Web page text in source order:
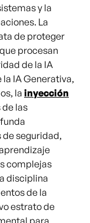
y la
La
de proteger
procesan
de la IA
IA Generativa,
la inyección
las
seguridad,
complejas
disciplina
de la
estrato de
para